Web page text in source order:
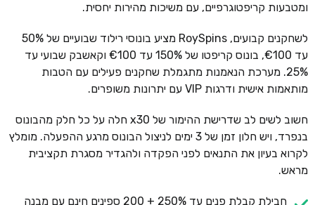
ומטבעות קריפטוגרפיים, עם משיכות מהירות יחסית.
לשחקנים קבועים, RoySpins מציע בונוסי רילוד שבועיים של 50%
עד €100, בונוס קריפטו של 150% עד €100 וקאשבק שבועי עד
25%. מערכת הנאמנות מתגמלת שחקנים פעילים עם הטבות
מותאמות אישית ודרגות VIP עם יתרונות משופרים.
חשוב לשים לב שדרישת ההימור של x30 חלה על כל חלק מהבונוס
בנפרד, ויש חלון זמן של 3 ימים לניצול הבונוס מרגע ההפעלה. מומלץ
לקרוא בעיון את התנאים לפני הפקדה ולהגדיר מסגרת תקציבית
מראש.
חבילת קבלת פנים עד 250% + 200 ספינים חינם עם מבנה